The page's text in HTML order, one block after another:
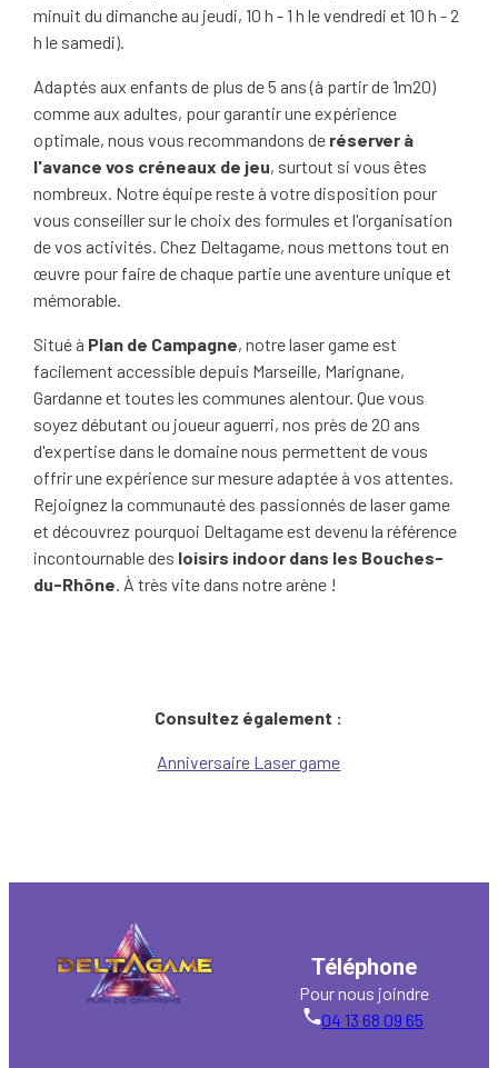
minuit du dimanche au jeudi, 10 h - 1 h le vendredi et 10 h - 2
h le samedi).
Adaptés aux enfants de plus de 5 ans (à partir de 1m20)
comme aux adultes, pour garantir une expérience
optimale, nous vous recommandons de réserver à
l'avance vos créneaux de jeu, surtout si vous êtes
nombreux. Notre équipe reste à votre disposition pour
vous conseiller sur le choix des formules et l'organisation
de vos activités. Chez Deltagame, nous mettons tout en
œuvre pour faire de chaque partie une aventure unique et
mémorable.
Situé à Plan de Campagne, notre laser game est
facilement accessible depuis Marseille, Marignane,
Gardanne et toutes les communes alentour. Que vous
soyez débutant ou joueur aguerri, nos près de 20 ans
d'expertise dans le domaine nous permettent de vous
offrir une expérience sur mesure adaptée à vos attentes.
Rejoignez la communauté des passionnés de laser game
et découvrez pourquoi Deltagame est devenu la référence
incontournable des loisirs indoor dans les Bouches-
du-Rhône . À très vite dans notre arène !
Consultez également :
Anniversaire Laser game
Téléphone
Pour nous joindre
04 13 68 09 65